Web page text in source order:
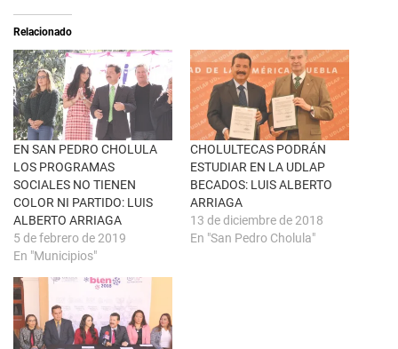
e
b
r
e
e
n
u
v
e
n
t
a
n
a
n
u
v
a
)
e
n
F
a
c
e
b
o
o
k
(
S
e
a
b
r
e
n
u
n
a
e
n
t
Relacionado
EN SAN PEDRO CHOLULA
LOS PROGRAMAS
SOCIALES NO TIENEN
COLOR NI PARTIDO: LUIS
ALBERTO ARRIAGA
5 de febrero de 2019
En "Municipios"
CHOLULTECAS PODRÁN
ESTUDIAR EN LA UDLAP
BECADOS: LUIS ALBERTO
ARRIAGA
13 de diciembre de 2018
En "San Pedro Cholula"